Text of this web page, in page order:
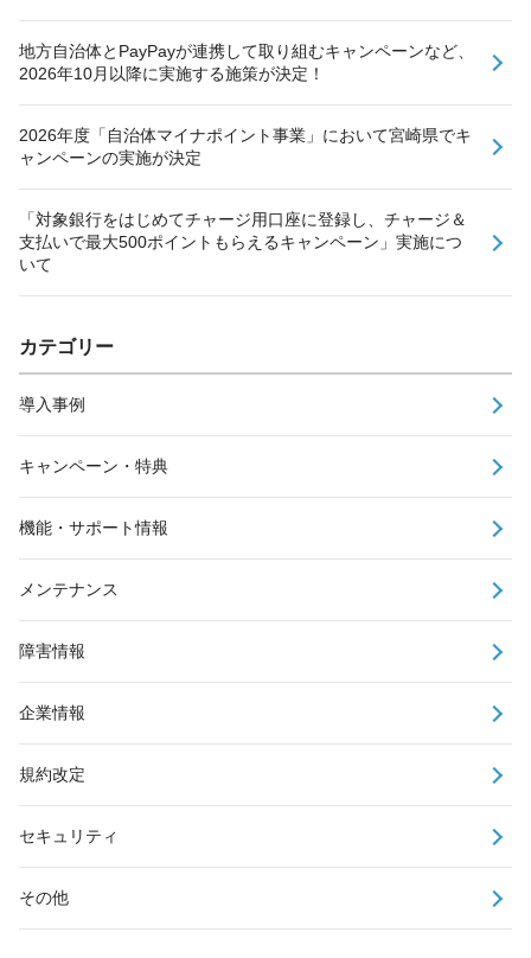
地方自治体とPayPayが連携して取り組むキャンペーンなど、
2026年10月以降に実施する施策が決定！
2026年度「自治体マイナポイント事業」において宮崎県でキ
ャンペーンの実施が決定
「対象銀行をはじめてチャージ用口座に登録し、チャージ＆
支払いで最大500ポイントもらえるキャンペーン」実施につ
いて
カテゴリー
導入事例
キャンペーン・特典
機能・サポート情報
メンテナンス
障害情報
企業情報
規約改定
セキュリティ
その他